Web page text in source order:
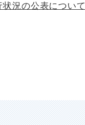
況の公表について